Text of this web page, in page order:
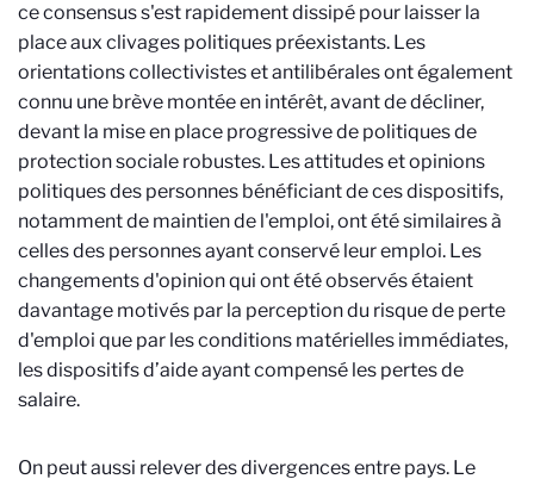
ce consensus s'est rapidement dissipé pour laisser la
place aux clivages politiques préexistants. Les
orientations collectivistes et antilibérales ont également
connu une brève montée en intérêt, avant de décliner,
devant la mise en place progressive de politiques de
protection sociale robustes. Les attitudes et opinions
politiques des personnes bénéficiant de ces dispositifs,
notamment de maintien de l'emploi, ont été similaires à
celles des personnes ayant conservé leur emploi. Les
changements d'opinion qui ont été observés étaient
davantage motivés par la perception du risque de perte
d'emploi que par les conditions matérielles immédiates,
les dispositifs d’aide ayant compensé les pertes de
salaire.
On peut aussi relever des divergences entre pays. Le